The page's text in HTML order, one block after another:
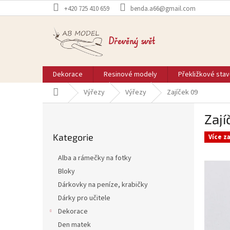
na
+420 725 410 659 benda.a66@gmail.com
Dřevěný svět
Dekorace Resinové modely Překližkové
Domů Výřezy Výřezy Zajíček 09
kategorie
Kategorie
Alba a rámečky na fotky
Bloky
Dárkovky na peníze, krabičky
Dárky pro učitele
Dekorace
Den matek
Více